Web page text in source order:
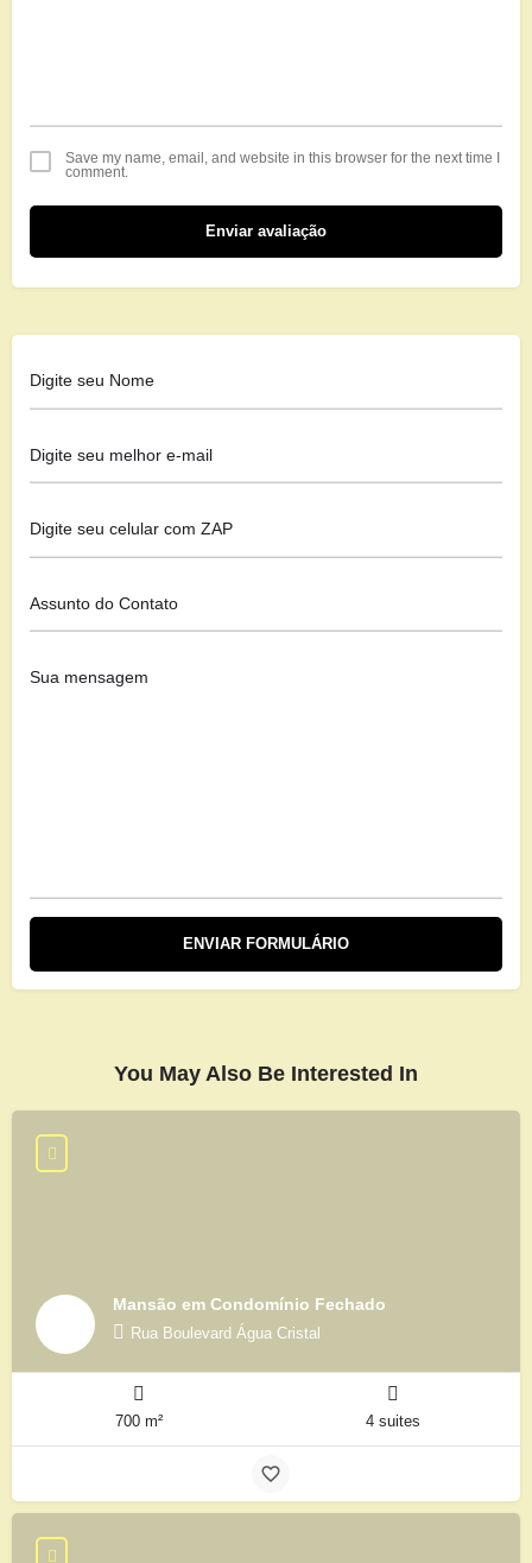
Save my name, email, and website in this browser for the next time I
comment.
Enviar avaliação
You May Also Be Interested In
Mansão em Condomínio Fechado
Rua Boulevard Água Cristal
700 m² 4 suites